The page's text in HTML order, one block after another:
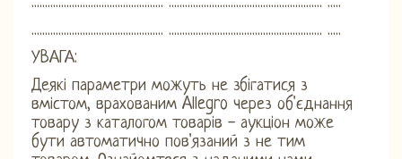
................................................. ......................................................... .....
УВАГА:
Деякі параметри можуть не збігатися з
вмістом, врахованим Allegro через об'єднання
товару з каталогом товарів - аукціон може
бути автоматично пов'язаний з не тим